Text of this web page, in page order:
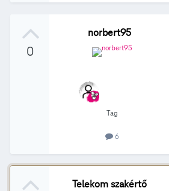
0
norbert95
Tag
6
Telekom szakértő